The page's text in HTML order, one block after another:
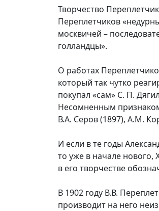
Творчество
Переплетчиков
москвичей –
голландцы».
О работах
который так чутко
покупал «сам» С. П.
Несомненным
В.А. Серов (1897), А.М.
И если в те годы
то уже в начале нового,
в его творчестве
В 1902 году В.В.
производит на него